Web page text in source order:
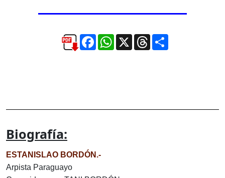
FacebookWhatsApp
X ThreadsCompartir
Biografía:
ESTANISLAO BORDÓN.-
Arpista Paraguayo